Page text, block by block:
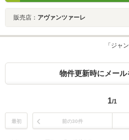
販売店： アヴァンツァーレ
「ジャ
物件更新時にメール
1/1
最初 前の30件